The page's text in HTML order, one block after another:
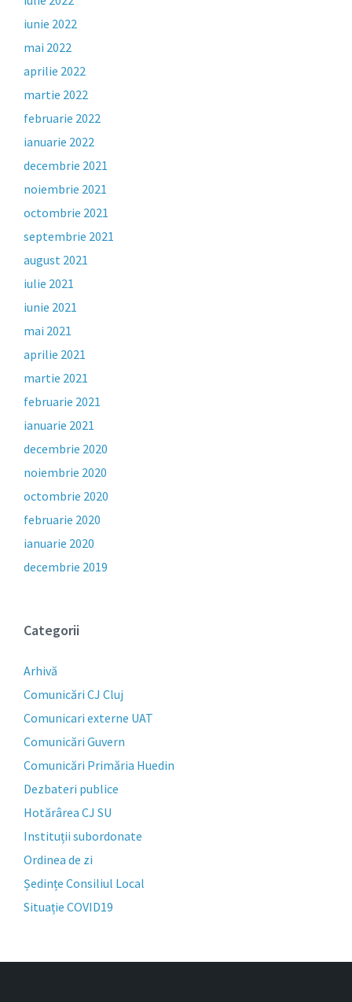
iunie 2022
mai 2022
aprilie 2022
martie 2022
februarie 2022
ianuarie 2022
decembrie 2021
noiembrie 2021
octombrie 2021
septembrie 2021
august 2021
iulie 2021
iunie 2021
mai 2021
aprilie 2021
martie 2021
februarie 2021
ianuarie 2021
decembrie 2020
noiembrie 2020
octombrie 2020
februarie 2020
ianuarie 2020
decembrie 2019
Categorii
Arhivă
Comunicări CJ Cluj
Comunicari externe UAT
Comunicări Guvern
Comunicări Primăria Huedin
Dezbateri publice
Hotărârea CJ SU
Instituții subordonate
Ordinea de zi
Ședințe Consiliul Local
Situație COVID19